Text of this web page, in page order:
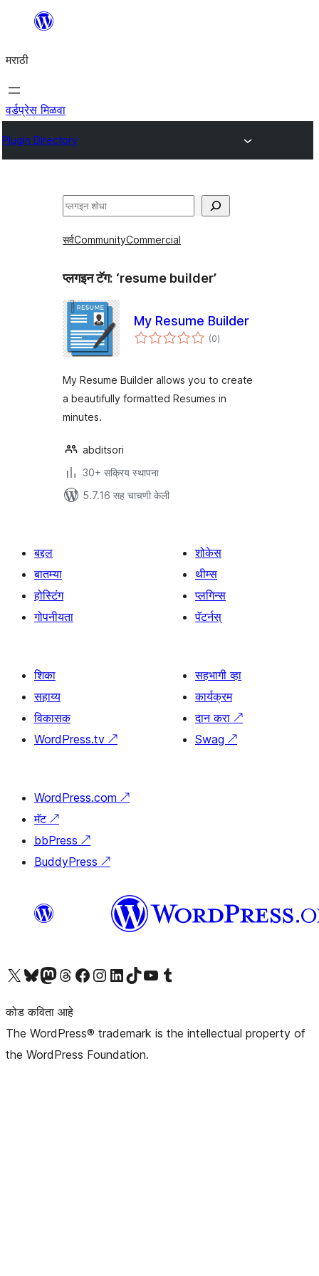
सामुग्रीवर
मराठी
वर्डप्रेस मिळवा
Plugin Directory
शोधा
सर्वCommunityCommercial
प्लगइन टॅग: ‘resume builder’
My Resume Builder
(0एकूण
मूल्यांकन
)
My Resume Builder allows you to create
a beautifully formatted Resumes in
minutes.
abditsori
30+ सक्रिय स्थापना
5.7.16 सह चाचणी केली
बद्दल
बातम्या
होस्टिंग
गोपनीयता
शोकेस
थीम्स
प्लगिन्स
पॅटर्नस्
शिका
सहाय्य
विकासक
WordPress.tv ↗
सहभागी व्हा
कार्यक्रम
दान करा ↗
Swag ↗
WordPress.com ↗
मॅट ↗
bbPress ↗
BuddyPress ↗
आमच्या X (एक्स) (पूर्वीचे ट्विटर) खात्याला भेट द्या आमच्या ब्लूस्की खात्याला भेट द्या.आमच्या Mastodon खात्याला भेट द्या.आमच्या थ्रेड्स खात्याला भेट द्या. आमच्या फेसबुक पेजला भेट द्या आमच्या इंस्टाग्राम खात्याला भेट द्या आमच्या लिंक्डइन खात्याला भेट द्या आमच्या टिकटॉक अकाउंटला भेट द्या.आमच्या यूट्यूब चॅनेलला भेट द्या आमच्या टंबलर खात्याला भेट द्या.
कोड कविता आहे
The WordPress® trademark is the intellectual property of
the WordPress Foundation.